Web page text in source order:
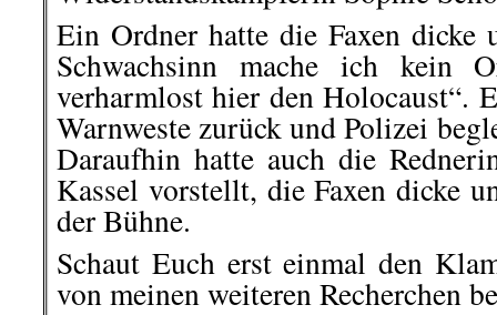
Ein Ordner hatte die Faxen dicke
Schwachsinn mache ich kein
verharmlost hier den Holocaust“.
Warnweste zurück und Polizei
Daraufhin hatte auch die
Kassel vorstellt, die Faxen dicke
der Bühne.
Schaut Euch erst einmal den
von meinen weiteren Recherchen